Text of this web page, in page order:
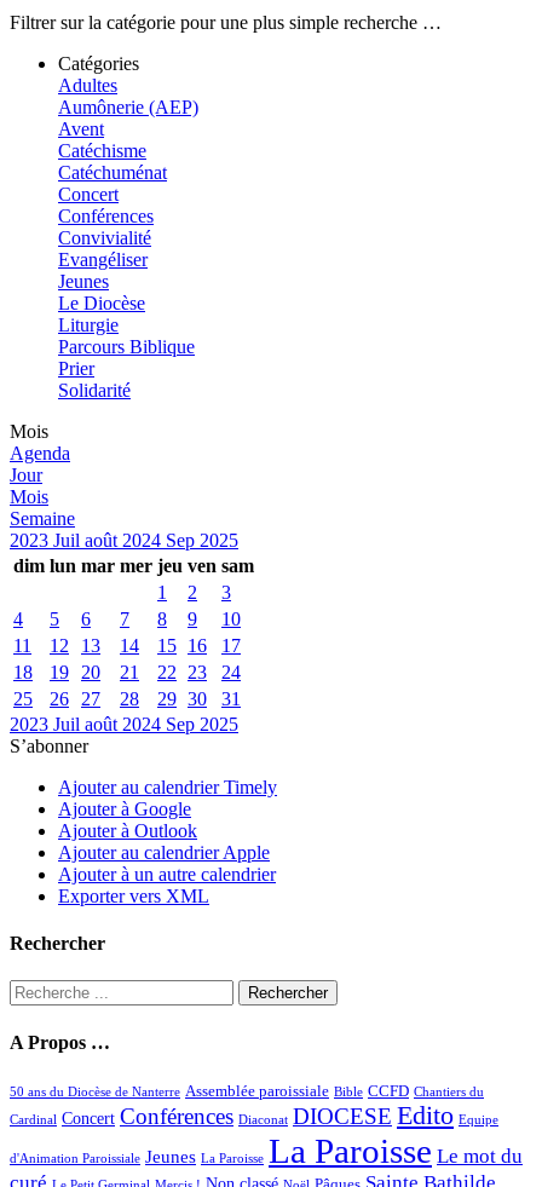
Filtrer sur la catégorie pour une plus simple recherche …
Catégories
Adultes
Aumônerie (AEP)
Avent
Catéchisme
Catéchuménat
Concert
Conférences
Convivialité
Evangéliser
Jeunes
Le Diocèse
Liturgie
Parcours Biblique
Prier
Solidarité
Mois
Agenda
Jour
Mois
Semaine
2023 Juil août 2024 Sep 2025
dim lun mar mer jeu ven sam
1
2
3
4
5 6 7 8 9
10
11
12 13 14 15 16
17
18
19 20 21 22 23
24
25
26 27 28 29 30
31
2023 Juil août 2024 Sep 2025
S’abonner
Ajouter au calendrier Timely
Ajouter à Google
Ajouter à Outlook
Ajouter au calendrier Apple
Ajouter à un autre calendrier
Exporter vers XML
Rechercher
Rechercher :
A Propos …
50 ans du Diocèse de Nanterre Assemblée paroissiale Bible CCFD Chantiers du
Cardinal Concert Conférences Diaconat DIOCESE Edito Equipe
d'Animation Paroissiale Jeunes La Paroisse La Paroisse Le mot du